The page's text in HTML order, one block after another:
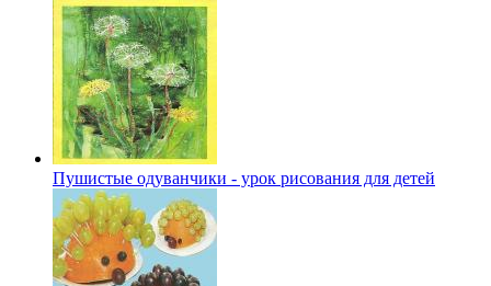
Пушистые одуванчики - урок рисования для детей